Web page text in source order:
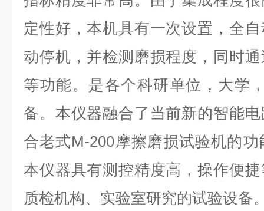
定性好，本机具有一次设置，全
动停机，并检测磨损程度，同时
等功能。是各个科研单位，大学
备。本仪器融合了当前新的智能
合老式M-200摩擦磨损试验机的
本仪器具有测控精度高，操作便
质检机构、实验室研究的试验设备